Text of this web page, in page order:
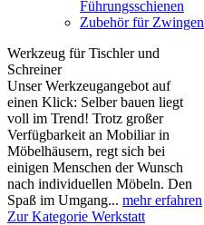
Führungsschienen
Zubehör für Zwingen
Werkzeug für Tischler und
Schreiner
Unser Werkzeugangebot auf
einen Klick: Selber bauen liegt
voll im Trend! Trotz großer
Verfügbarkeit an Mobiliar in
Möbelhäusern, regt sich bei
einigen Menschen der Wunsch
nach individuellen Möbeln. Den
Spaß im Umgang... mehr erfahren
Zur Kategorie Werkstatt